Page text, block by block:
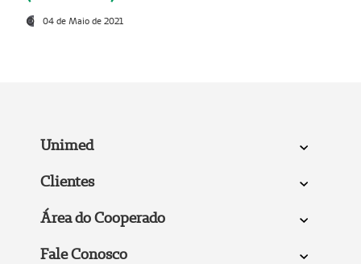
04 de Maio de 2021
Unimed
Clientes
Área do Cooperado
Fale Conosco